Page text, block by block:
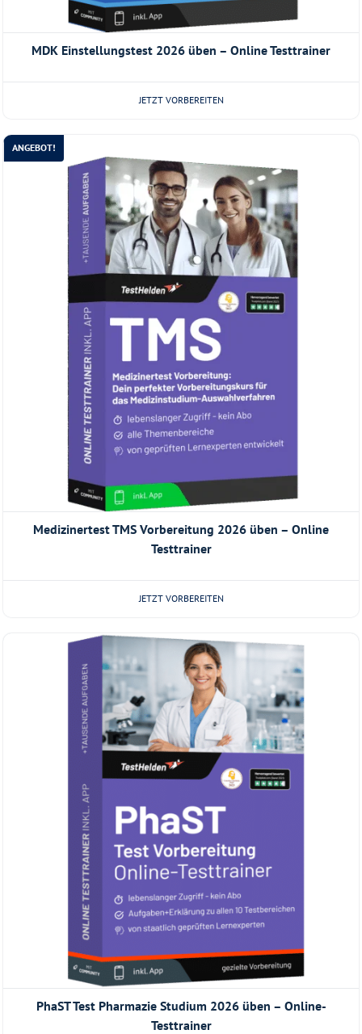
MDK Einstellungstest 2026 üben – Online Testtrainer
JETZT VORBEREITEN
ANGEBOT!
Medizinertest TMS Vorbereitung 2026 üben – Online
Testtrainer
JETZT VORBEREITEN
PhaST Test Pharmazie Studium 2026 üben – Online-
Testtrainer